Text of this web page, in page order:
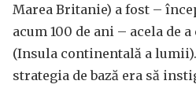
Marea Britanie) a fost –
acum 100 de ani – acela de
(Insula continentală a
strategia de bază era să